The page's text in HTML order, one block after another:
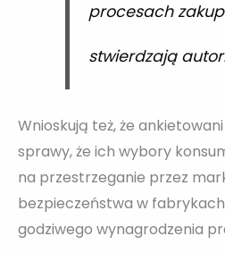
procesach
stwierdzają
Wnioskują też, że
sprawy, że ich wybory
na przestrzeganie przez
bezpieczeństwa w
godziwego wynagrodzenia